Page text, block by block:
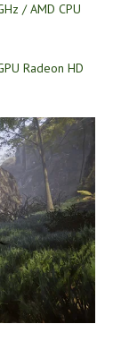
/ AMD CPU
Radeon HD